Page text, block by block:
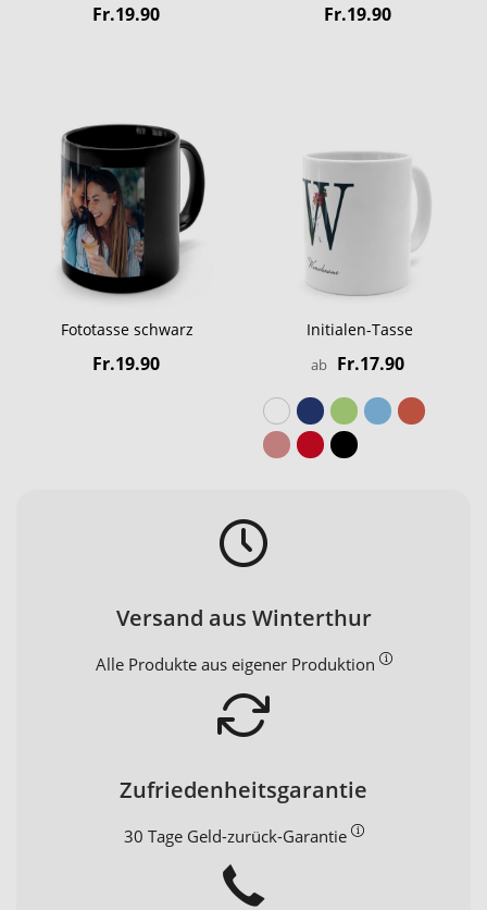
Fr.19.90 Fr.19.90
Fototasse schwarz
Fr.19.90
Initialen-Tasse
ab Fr.17.90
Versand aus Winterthur
Alle Produkte aus eigener Produktion
Zufriedenheitsgarantie
30 Tage Geld-zurück-Garantie